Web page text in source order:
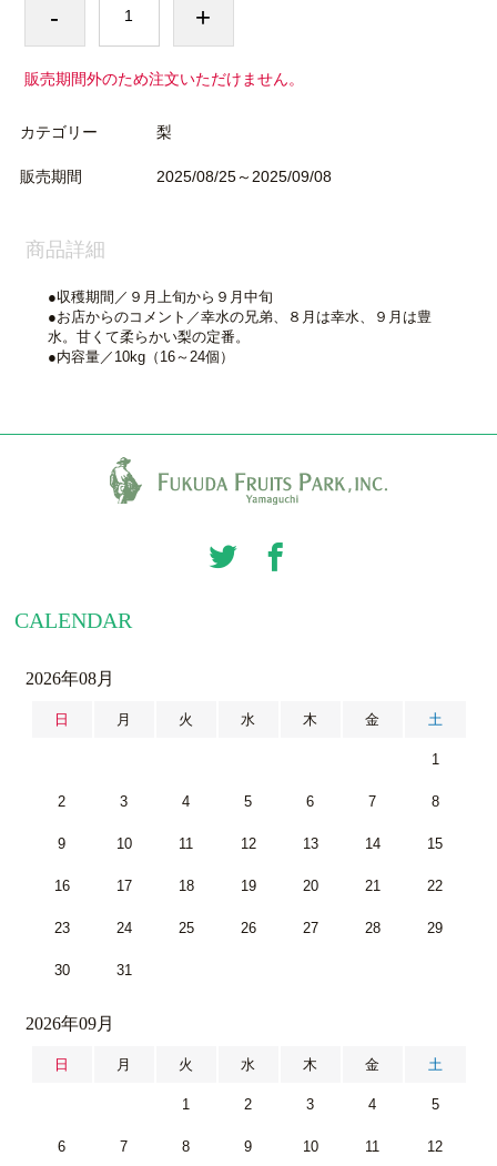
- +
販売期間外のため注文いただけません。
カテゴリー 梨
販売期間 2025/08/25～2025/09/08
商品詳細
●収穫期間／９月上旬から９月中旬
●お店からのコメント／幸水の兄弟、８月は幸水、９月は豊
水。甘くて柔らかい梨の定番。
●内容量／10kg（16～24個）
CALENDAR
2026年08月
日 月 火 水 木 金 土
1
2 3 4 5 6 7 8
9 10 11 12 13 14 15
16 17 18 19 20 21 22
23 24 25 26 27 28 29
30 31
2026年09月
日 月 火 水 木 金 土
1 2 3 4 5
6 7 8 9 10 11 12